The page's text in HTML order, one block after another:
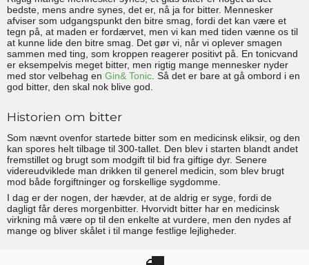
bedste, mens andre synes, det er, nå ja for bitter. Mennesker
afviser som udgangspunkt den bitre smag, fordi det kan være et
tegn på, at maden er fordærvet, men vi kan med tiden vænne os til
at kunne lide den bitre smag. Det gør vi, når vi oplever smagen
sammen med ting, som kroppen reagerer positivt på. En tonicvand
er eksempelvis meget bitter, men rigtig mange mennesker nyder
med stor velbehag en Gin& Tonic. Så det er bare at gå ombord i en
god bitter, den skal nok blive god.
Historien om bitter
Som nævnt ovenfor startede bitter som en medicinsk eliksir, og den
kan spores helt tilbage til 300-tallet. Den blev i starten blandt andet
fremstillet og brugt som modgift til bid fra giftige dyr. Senere
videreudviklede man drikken til generel medicin, som blev brugt
mod både forgiftninger og forskellige sygdomme.
I dag er der nogen, der hævder, at de aldrig er syge, fordi de
dagligt får deres morgenbitter. Hvorvidt bitter har en medicinsk
virkning må være op til den enkelte at vurdere, men den nydes af
mange og bliver skålet i til mange festlige lejligheder.